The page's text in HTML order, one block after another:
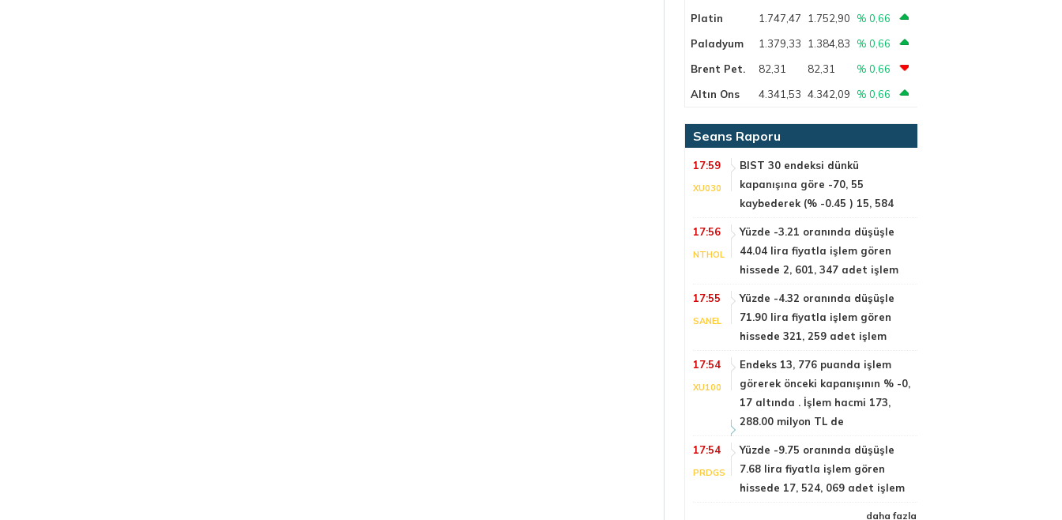
Platin
1.747,47 1.752,90
% 0,66
Paladyum
1.379,33 1.384,83
% 0,66
Brent Pet.
82,31 82,31
% 0,66
Altın Ons
4.341,53 4.342,09 % 0,66
Seans Raporu
17:59
XU030
BIST 30 endeksi dünkü
kapanışına göre -70, 55
kaybederek (% -0.45 ) 15, 584
17:56
NTHOL
Yüzde -3.21 oranında düşüşle
44.04 lira fiyatla işlem gören
hissede 2, 601, 347 adet işlem
17:55
SANEL
Yüzde -4.32 oranında düşüşle
71.90 lira fiyatla işlem gören
hissede 321, 259 adet işlem
17:54
XU100
Endeks 13, 776 puanda işlem
görerek önceki kapanışının % -0,
17 altında . İşlem hacmi 173,
288.00 milyon TL de
17:54
PRDGS
Yüzde -9.75 oranında düşüşle
7.68 lira fiyatla işlem gören
hissede 17, 524, 069 adet işlem
daha fazla